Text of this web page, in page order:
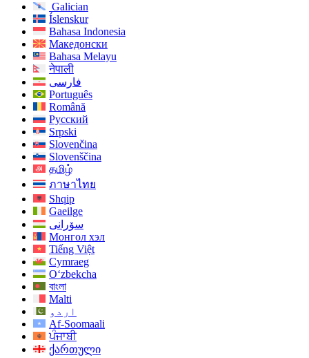
Galician
Íslenskur
Bahasa Indonesia
Македонски
Bahasa Melayu
नेपाली
فارسی
Português
Română
Русский
Srpski
Slovenčina
Slovenščina
தமிழ்
ภาษาไทย
Shqip
Gaeilge
سۆرانی
Монгол хэл
Tiếng Việt
Cymraeg
O‘zbekcha
বাংলা
Malti
اردو
Af-Soomaali
ਪੰਜਾਬੀ
ქართული